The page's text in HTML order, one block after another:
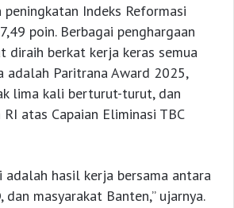
Indeks Reformasi
poin. Berbagai penghargaan
diraih berkat kerja keras semua
adalah Paritrana Award 2025,
lima kali berturut-turut, dan
atas Capaian Eliminasi TBC
adalah hasil kerja bersama antara
dan masyarakat Banten,” ujarnya.